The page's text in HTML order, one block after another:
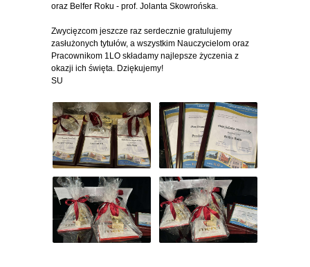
oraz Belfer Roku - prof. Jolanta Skowrońska.
Zwycięzcom jeszcze raz serdecznie gratulujemy
zasłużonych tytułów, a wszystkim Nauczycielom oraz
Pracownikom 1LO składamy najlepsze życzenia z
okazji ich święta. Dziękujemy!
SU